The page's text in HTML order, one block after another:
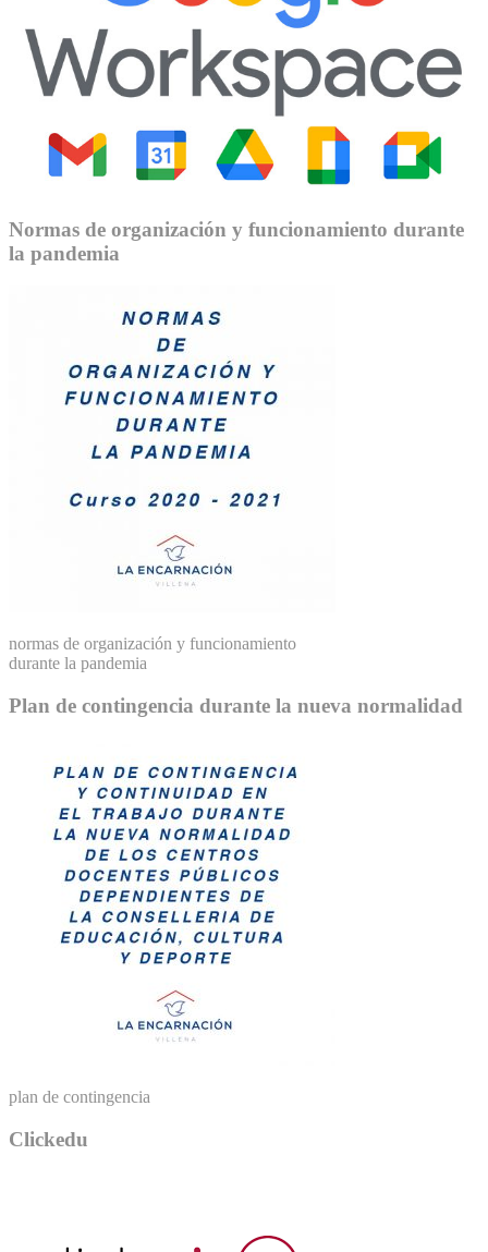
Normas de organización y funcionamiento durante
la pandemia
normas de organización y funcionamiento
durante la pandemia
Plan de contingencia durante la nueva normalidad
plan de contingencia
Clickedu